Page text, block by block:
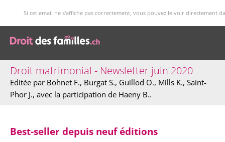
Si cet email ne s'affiche pas correctement, vous pouvez le voir directement
Droit matrimonial - Newsletter juin 2020
Editée par Bohnet F., Burgat S., Guillod O., Mills K., Saint-
Phor J., avec la participation de Haeny B..
Best-seller depuis neuf éditions